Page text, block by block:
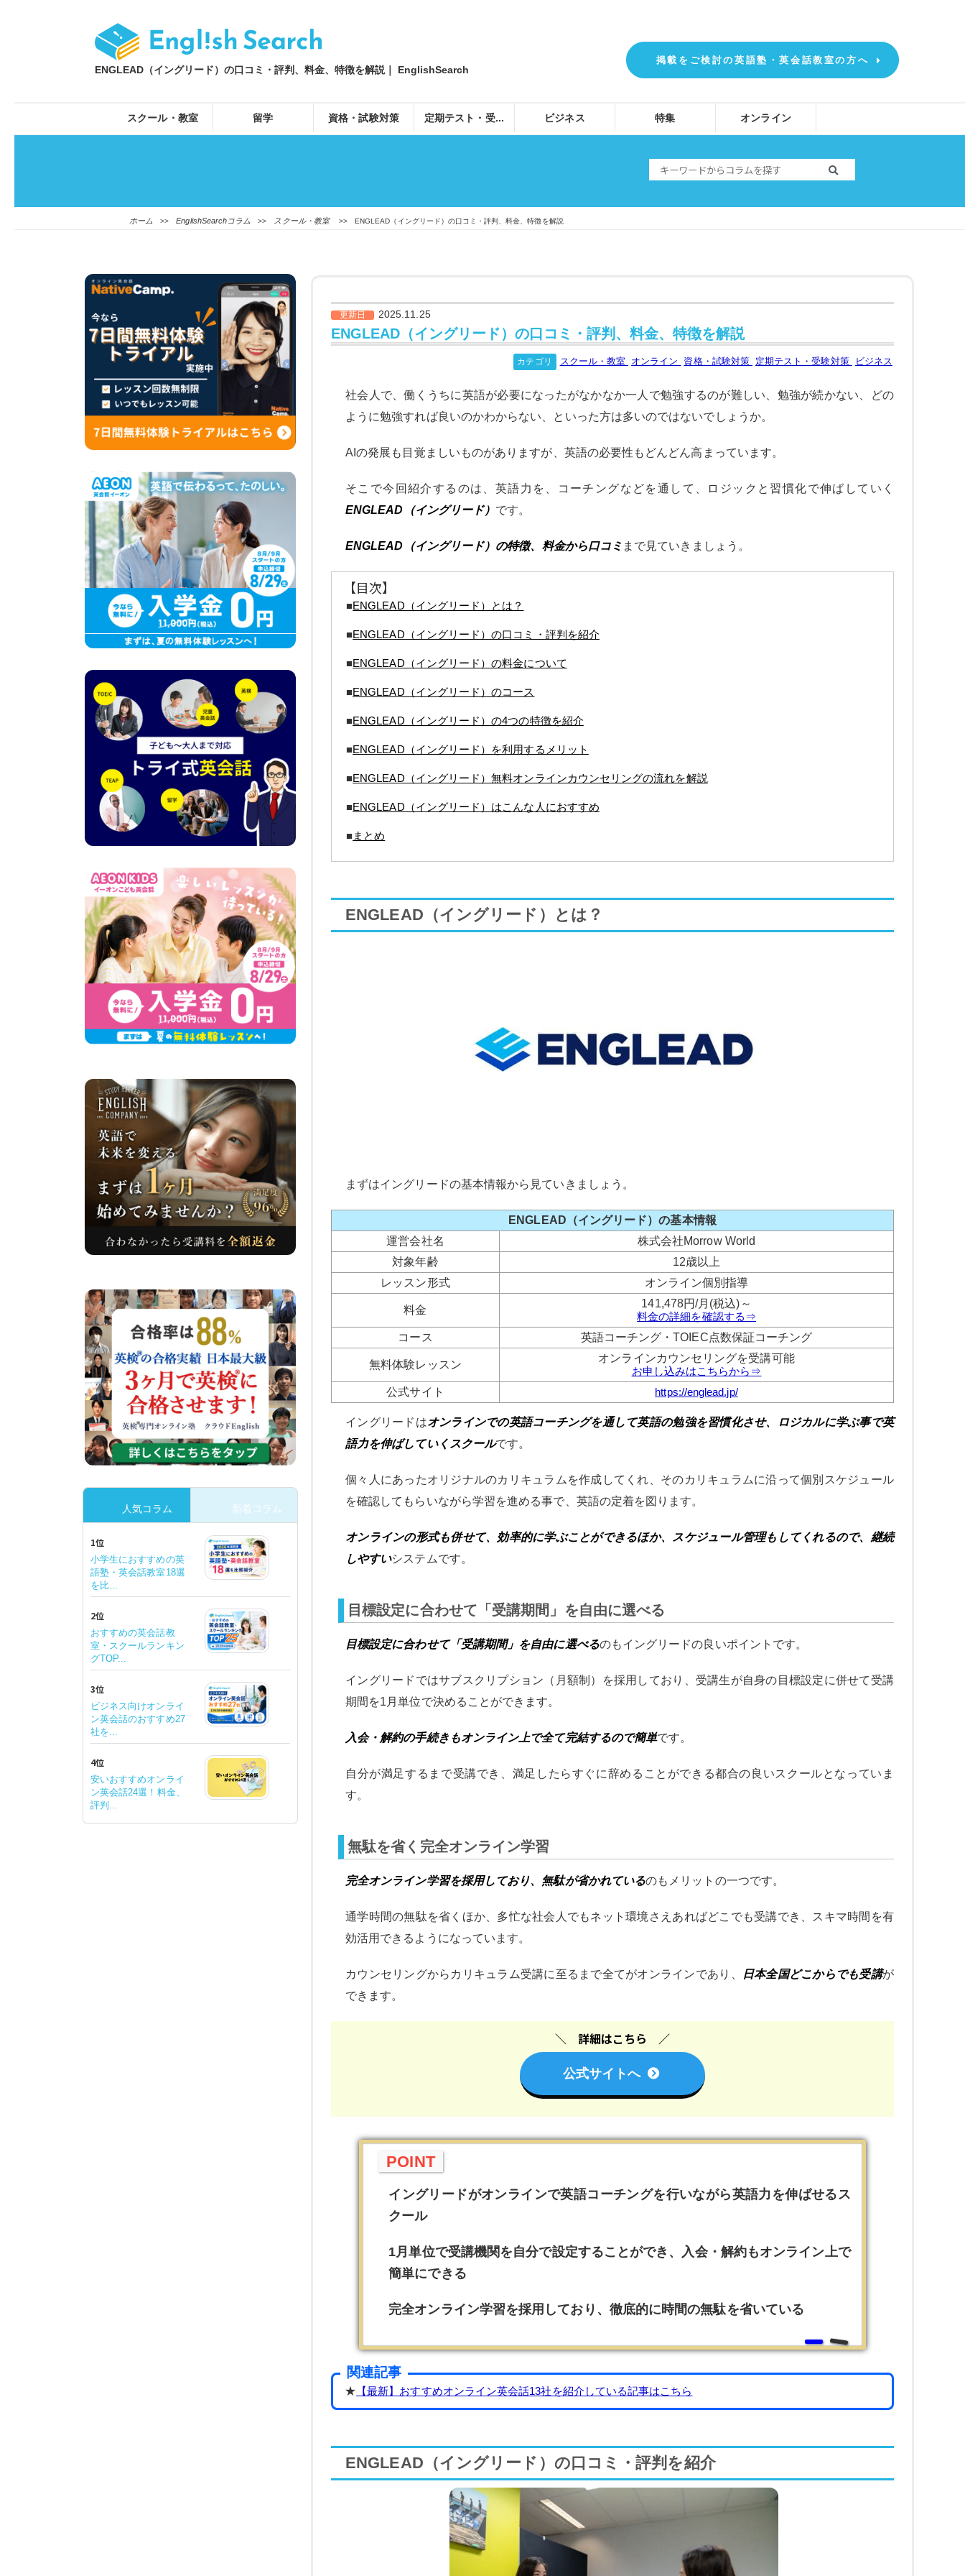
ENGLEAD（イングリード）の口コミ・評判、料金、特徴を解説｜ EnglishSearch
掲載をご検討の英語塾・英会話教室の方へ
スクール・教室 留学 資格・試験対策 定期テスト・受... ビジネス 特集 オンライン
ホーム >>EnglishSearchコラム >> スクール・教室 >> ENGLEAD（イングリード）の口コミ・評判、料金、特徴を解説
人気コラム 新着コラム
1位
小学生におすすめの英
語塾・英会話教室18選
を比...
2位
おすすめの英会話教
室・スクールランキン
グTOP...
3位
ビジネス向けオンライ
ン英会話のおすすめ27
社を...
4位
安いおすすめオンライ
ン英会話24選！料金、
評判...
更新日 2025.11.25
ENGLEAD（イングリード）の口コミ・評判、料金、特徴を解説
カテゴリ スクール・教室 オンライン 資格・試験対策 定期テスト・受験対策 ビジネス
社会人で、働くうちに英語が必要になったがなかなか一人で勉強するのが難しい、勉強が続かない、どの
ように勉強すれば良いのかわからない、といった方は多いのではないでしょうか。
AIの発展も目覚ましいものがありますが、英語の必要性もどんどん高まっています。
そこで今回紹介するのは、英語力を、コーチングなどを通して、ロジックと習慣化で伸ばしていく
ENGLEAD（イングリード） です。
ENGLEAD（イングリード）の特徴、料金から口コミ まで見ていきましょう。
【目次】
■ENGLEAD（イングリード）とは？
■ENGLEAD（イングリード）の口コミ・評判を紹介
■ENGLEAD（イングリード）の料金について
■ENGLEAD（イングリード）のコース
■ENGLEAD（イングリード）の4つの特徴を紹介
■ENGLEAD（イングリード）を利用するメリット
■ENGLEAD（イングリード）無料オンラインカウンセリングの流れを解説
■ENGLEAD（イングリード）はこんな人におすすめ
■まとめ
ENGLEAD（イングリード）とは？
まずはイングリードの基本情報から見ていきましょう。
ENGLEAD（イングリード）の基本情報
運営会社名
株式会社Morrow World
対象年齢
12歳以上
レッスン形式
オンライン個別指導
料金
141,478円/月(税込)～
料金の詳細を確認する⇒
コース
英語コーチング・TOIEC点数保証コーチング
無料体験レッスン
オンラインカウンセリングを受講可能
お申し込みはこちらから⇒
公式サイト
https://englead.jp/
イングリードはオンラインでの英語コーチングを通して英語の勉強を習慣化させ、ロジカルに学ぶ事で英
語力を伸ばしていくスクールです。
個々人にあったオリジナルのカリキュラムを作成してくれ、そのカリキュラムに沿って個別スケジュール
を確認してもらいながら学習を進める事で、英語の定着を図ります。
オンラインの形式も併せて、効率的に学ぶことができるほか、スケジュール管理もしてくれるので、継続
しやすいシステムです。
目標設定に合わせて「受講期間」を自由に選べる
目標設定に合わせて「受講期間」を自由に選べるのもイングリードの良いポイントです。
イングリードではサブスクリプション（月額制）を採用しており、受講生が自身の目標設定に併せて受講
期間を1月単位で決めることができます。
入会・解約の手続きもオンライン上で全て完結するので簡単です。
自分が満足するまで受講でき、満足したらすぐに辞めることができる都合の良いスクールとなっていま
す。
無駄を省く完全オンライン学習
完全オンライン学習を採用しており、無駄が省かれているのもメリットの一つです。
通学時間の無駄を省くほか、多忙な社会人でもネット環境さえあればどこでも受講でき、スキマ時間を有
効活用できるようになっています。
カウンセリングからカリキュラム受講に至るまで全てがオンラインであり、 日本全国どこからでも受講が
できます。
詳細はこちら
公式サイトへ
POINT
イングリードがオンラインで英語コーチングを行いながら英語力を伸ばせるス
クール
1月単位で受講機関を自分で設定することができ、入会・解約もオンライン上で
簡単にできる
完全オンライン学習を採用しており、徹底的に時間の無駄を省いている
関連記事
★ 【最新】おすすめオンライン英会話13社を紹介している記事はこちら
ENGLEAD（イングリード）の口コミ・評判を紹介